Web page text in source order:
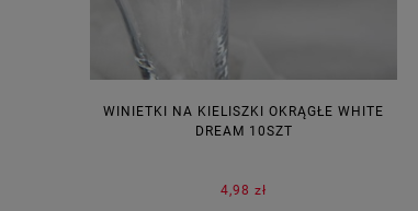
WINIETKI NA KIELISZKI OKRĄGŁE WHITE
DREAM 10SZT
4,98 zł